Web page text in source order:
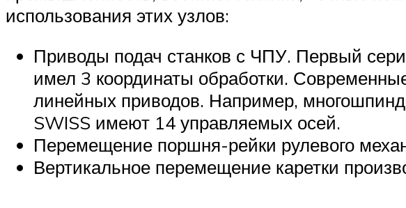
использования этих узлов:
Приводы подач станков с ЧПУ. Первый
имел 3 координаты обработки.
линейных приводов. Например,
SWISS имеют 14 управляемых осей.
Перемещение поршня-рейки рулевого
Вертикальное перемещение каретки